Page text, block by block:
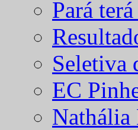
Pará
Seletiva
EC
Nathália